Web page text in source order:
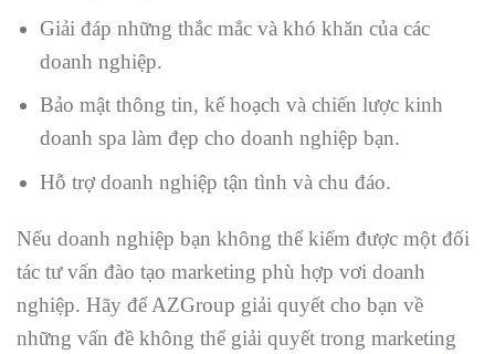
Giải đáp những thắc mắc và khó khăn của các
doanh nghiệp.
Bảo mật thông tin, kế hoạch và chiến lược kinh
doanh spa làm đẹp cho doanh nghiệp bạn.
Hỗ trợ doanh nghiệp tận tình và chu đáo.
Nếu doanh nghiệp bạn không thể kiếm được một đối
tác tư vấn đào tạo marketing phù hợp vơi doanh
nghiệp. Hãy để AZGroup giải quyết cho bạn về
những vấn đề không thể giải quyết trong marketing